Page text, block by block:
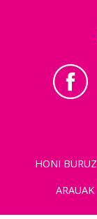
HONI BURUZ
ARAUAK